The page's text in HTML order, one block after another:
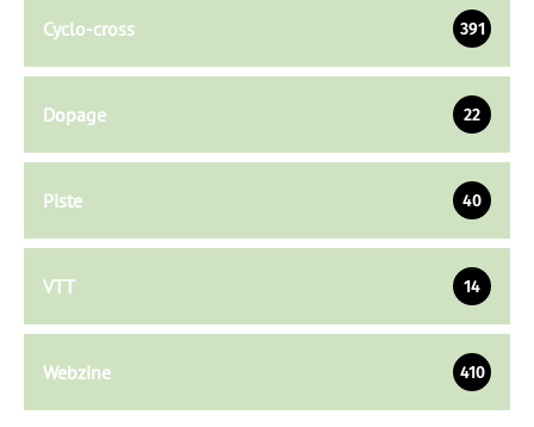
Cyclo-cross 391
Dopage 22
Piste 40
VTT 14
Webzine 410